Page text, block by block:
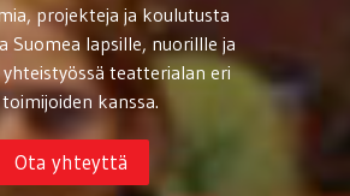
projekteja ja koulutusta
Suomea lapsille, nuorillle ja
yhteistyössä teatterialan eri
toimijoiden kanssa.
Ota yhteyttä